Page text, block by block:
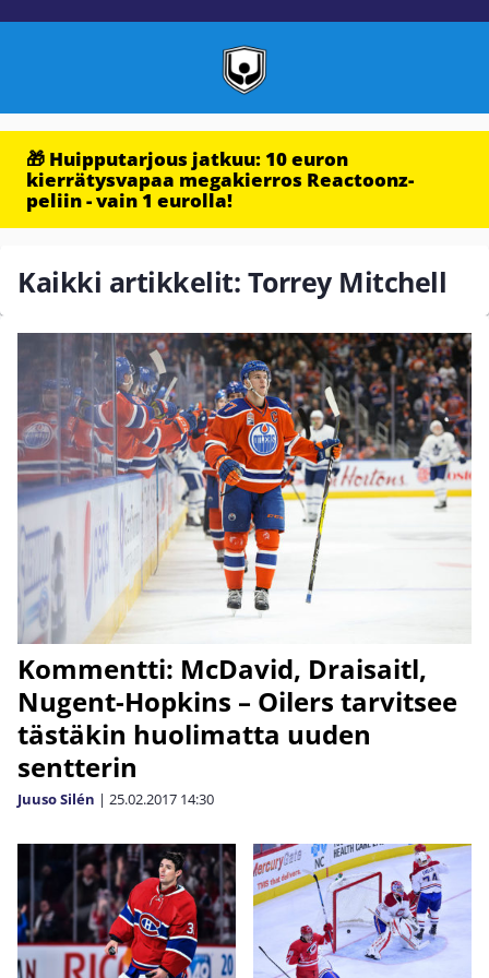
🎁 Huipputarjous jatkuu: 10 euron
kierrätysvapaa megakierros Reactoonz-
peliin - vain 1 eurolla!
Kaikki artikkelit: Torrey Mitchell
Kommentti: McDavid, Draisaitl,
Nugent-Hopkins – Oilers tarvitsee
tästäkin huolimatta uuden
sentterin
Juuso Silén | 25.02.2017 14:30